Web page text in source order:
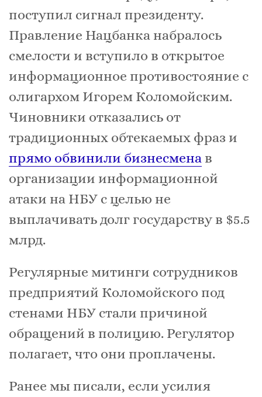
поступил сигнал президенту.
Правление Нацбанка набралось
смелости и вступило в открытое
информационное противостояние с
олигархом Игорем Коломойским.
Чиновники отказались от
традиционных обтекаемых фраз и
прямо обвинили бизнесмена в
организации информационной
атаки на НБУ с целью не
выплачивать долг государству в $5.5
млрд.
Регулярные митинги сотрудников
предприятий Коломойского под
стенами НБУ стали причиной
обращений в полицию. Регулятор
полагает, что они проплачены.
Ранее мы писали, если усилия